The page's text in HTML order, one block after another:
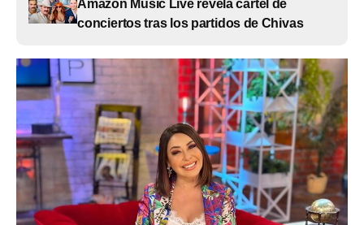
Amazon Music Live revela cartel de
conciertos tras los partidos de Chivas